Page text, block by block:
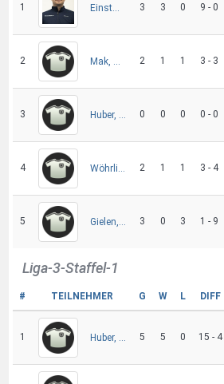
1 3 3 0 9 - 0
2 2 1 1 3 - 3
3 0 0 0 0 - 0
4 2 1 1 3 - 4
5 3 0 3 1 - 9
Liga-3-Staffel-1
# TEILNEHMER G W L DIFF
1 5 5 0 15 - 4